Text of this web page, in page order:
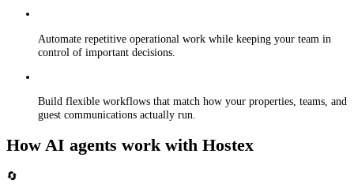
Automate repetitive operational work while keeping your team in
control of important decisions.
Build flexible workflows that match how your properties, teams, and
guest communications actually run.
How AI agents work with Hostex
🔄